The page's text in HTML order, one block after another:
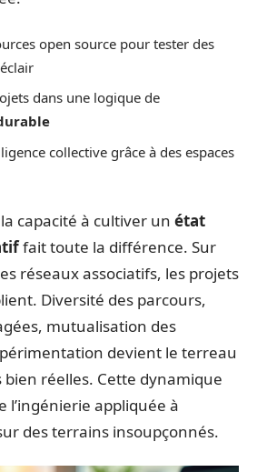
open source pour tester des
dans une logique de
collective grâce à des espaces
capacité à cultiver un état
fait toute la différence. Sur
réseaux associatifs, les projets
Diversité des parcours,
mutualisation des
devient le terreau
réelles. Cette dynamique
l’ingénierie appliquée à
des terrains insoupçonnés.